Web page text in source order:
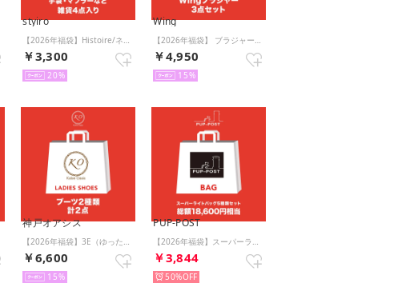
styiro
￥3,300
20
Wing
￥4,950
15
神戸オアシス
￥6,600
15
PUP-POST
￥3,844
50%